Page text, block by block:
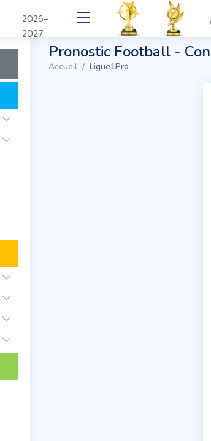
Pronostic Football -
Accueil Ligue1Pro
2026-
2027